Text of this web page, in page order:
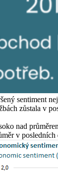
sentiment
zůstala v
nad
v